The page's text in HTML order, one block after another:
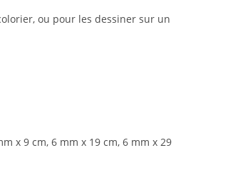
ou pour les dessiner sur un
x 9 cm, 6 mm x 19 cm, 6 mm x 29